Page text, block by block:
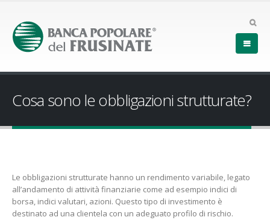
Cosa sono le obbligazioni strutturate?
Le obbligazioni strutturate hanno un rendimento variabile, legato
all’andamento di attività finanziarie come ad esempio indici di
borsa, indici valutari, azioni. Questo tipo di investimento è
destinato ad una clientela con un adeguato profilo di rischio.